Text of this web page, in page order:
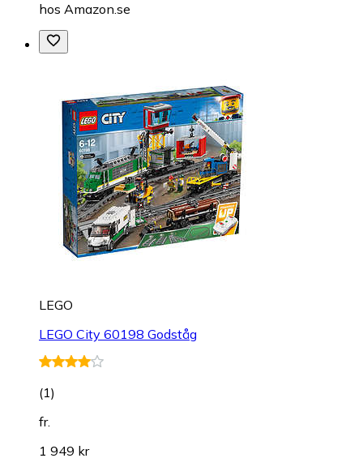
hos Amazon.se
LEGO
LEGO City 60198 Godståg
(1)
fr.
1 949 kr